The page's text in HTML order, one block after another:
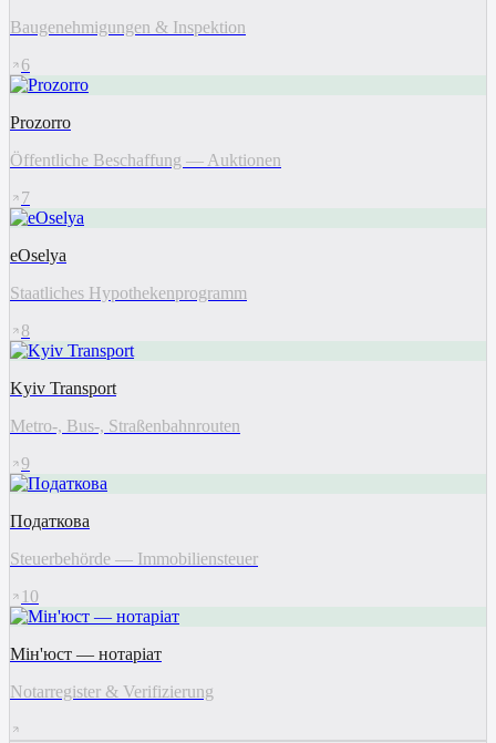
Baugenehmigungen & Inspektion
6
Prozorro
Öffentliche Beschaffung — Auktionen
7
eOselya
Staatliches Hypothekenprogramm
8
Kyiv Transport
Metro-, Bus-, Straßenbahnrouten
9
Податкова
Steuerbehörde — Immobiliensteuer
10
Мін'юст — нотаріат
Notarregister & Verifizierung